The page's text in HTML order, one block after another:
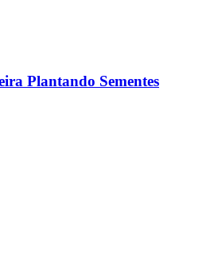
Plantando Sementes